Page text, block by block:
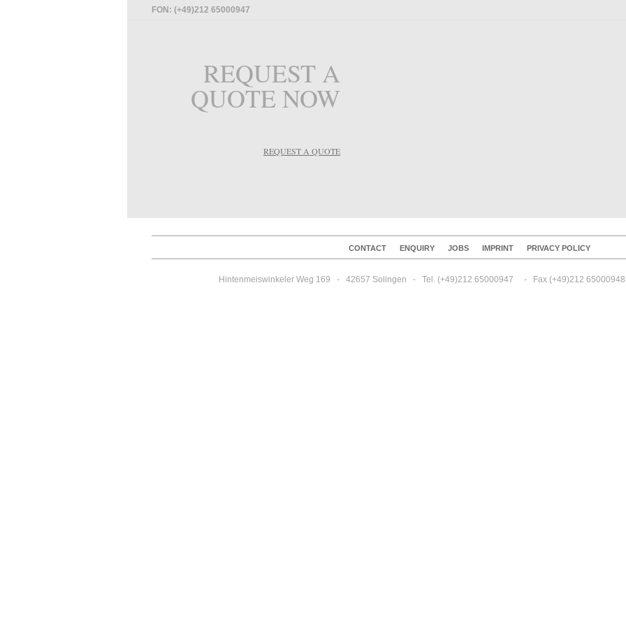
FON: (+49)212 65000947
REQUEST A
QUOTE NOW
REQUEST A QUOTE
CONTACT ENQUIRY JOBS IMPRINT PRIVACY POLICY
Hintenmeiswinkeler Weg 169   -   42657 Solingen   -   Tel. (+49)212 65000947     -   Fax (+49)212